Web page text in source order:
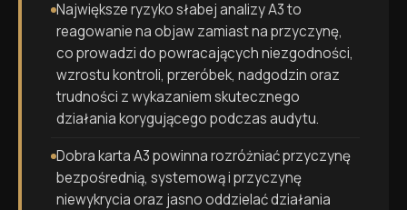
Największe ryzyko słabej analizy A3 to
reagowanie na objaw zamiast na przyczynę,
co prowadzi do powracających niezgodności,
wzrostu kontroli, przeróbek, nadgodzin oraz
trudności z wykazaniem skutecznego
działania korygującego podczas audytu.
Dobra karta A3 powinna rozróżniać przyczynę
bezpośrednią, systemową i przyczynę
niewykrycia oraz jasno oddzielać działania